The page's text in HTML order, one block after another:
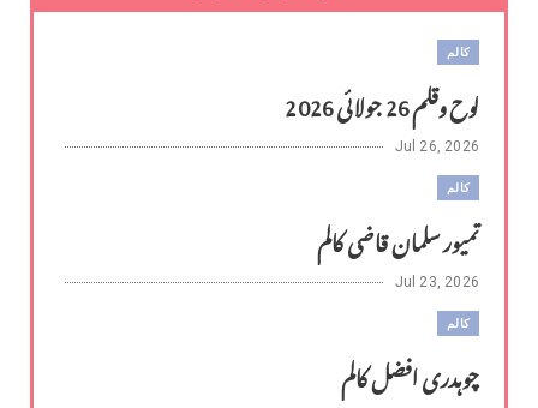
کالم
لوح وقلم 26 جولائی 2026
Jul 26, 2026
کالم
تمیور سلمان قاضی کالم
Jul 23, 2026
کالم
چوہدری افضل کالم